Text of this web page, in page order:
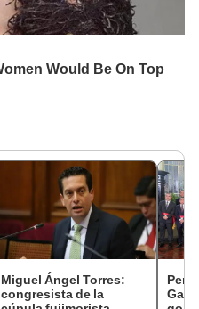
Miguel Ángel Torres:
congresista de la